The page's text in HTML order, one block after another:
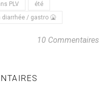
PLV
été
diarrhée / gastro 🤮
10 Commentaires